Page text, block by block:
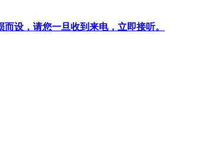
设，请您一旦收到来电，立即接听。